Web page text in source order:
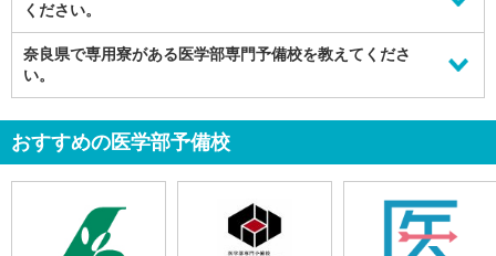
ください。
奈良県では、下記のような個別指導の医学部専門予備校がおすすめで
す。
医学部受験なら、ダンゼン合格実績の【名門会】
奈良県で専用寮がある医学部専門予備校を教えてくださ
い。
奈良県では、下記のような専用寮がある医学部専門予備校がおすすめ
です。
おすすめの医学部予備校